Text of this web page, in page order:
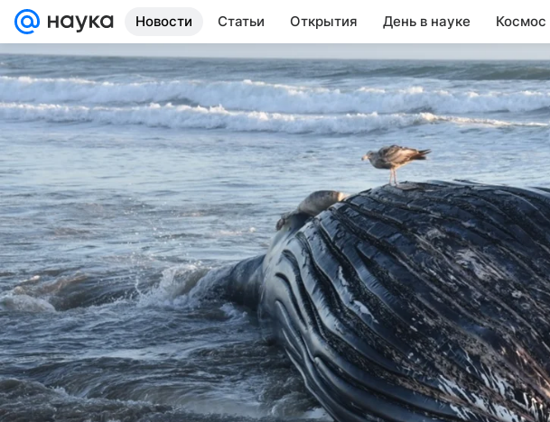
Новости Статьи Открытия День в науке Космос